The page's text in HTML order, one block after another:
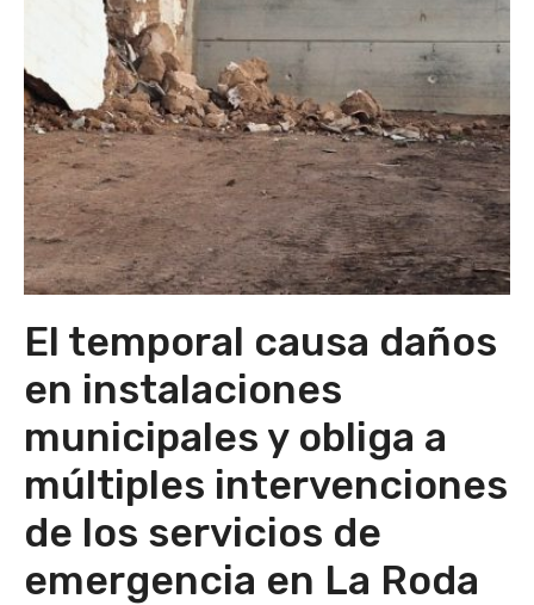
El temporal causa daños
en instalaciones
municipales y obliga a
múltiples intervenciones
de los servicios de
emergencia en La Roda